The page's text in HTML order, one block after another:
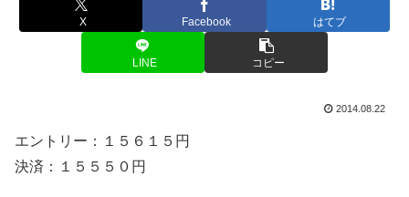
X Facebook はてブ
LINE コピー
2014.08.22
エントリー：１５６１５円
決済：１５５５０円